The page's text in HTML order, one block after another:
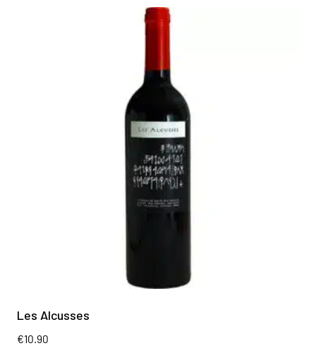
Les Alcusses
€10.90